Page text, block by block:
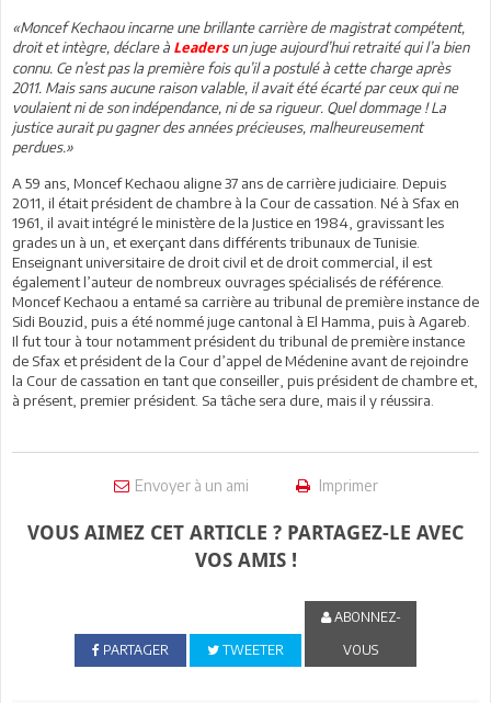
«Moncef Kechaou incarne une brillante carrière de magistrat compétent,
droit et intègre, déclare à Leadersun juge aujourd’hui retraité qui l’a bien
connu. Ce n’est pas la première fois qu’il a postulé à cette charge après
2011. Mais sans aucune raison valable, il avait été écarté par ceux qui ne
voulaient ni de son indépendance, ni de sa rigueur. Quel dommage ! La
justice aurait pu gagner des années précieuses, malheureusement
perdues.»
A 59 ans, Moncef Kechaou aligne 37 ans de carrière judiciaire. Depuis
2011, il était président de chambre à la Cour de cassation. Né à Sfax en
1961, il avait intégré le ministère de la Justice en 1984, gravissant les
grades un à un, et exerçant dans différents tribunaux de Tunisie.
Enseignant universitaire de droit civil et de droit commercial, il est
également l’auteur de nombreux ouvrages spécialisés de référence.
Moncef Kechaou a entamé sa carrière au tribunal de première instance de
Sidi Bouzid, puis a été nommé juge cantonal à El Hamma, puis à Agareb.
Il fut tour à tour notamment président du tribunal de première instance
de Sfax et président de la Cour d’appel de Médenine avant de rejoindre
la Cour de cassation en tant que conseiller, puis président de chambre et,
à présent, premier président. Sa tâche sera dure, mais il y réussira.
Envoyer à un ami Imprimer
VOUS AIMEZ CET ARTICLE ? PARTAGEZ-LE AVEC
VOS AMIS !
PARTAGER TWEETER
ABONNEZ-
VOUS